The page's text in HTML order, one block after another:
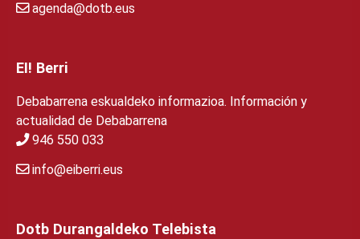
agenda@dotb.eus
EI! Berri
Debabarrena eskualdeko informazioa. Información y
actualidad de Debabarrena
946 550 033
info@eiberri.eus
Dotb Durangaldeko Telebista